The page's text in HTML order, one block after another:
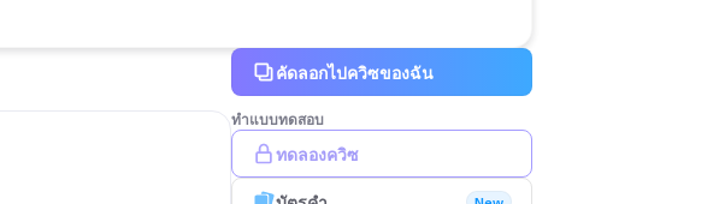
คัดลอกไปควิซของฉัน
ทำแบบทดสอบ
ทดลองควิซ